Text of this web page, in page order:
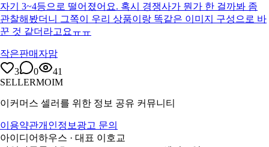
자기 3~4등으로 떨어졌어요. 혹시 경쟁사가 뭔가 한 걸까봐 좀
관찰해봤더니 그쪽이 우리 상품이랑 똑같은 이미지 구성으로 바
꾼 것 같더라고요ㅠㅠ
작은판매자맘
3
0
41
SELLERMOIM
이커머스 셀러를 위한 정보 공유 커뮤니티
이용약관개인정보 광고 문의
아이디어하우스 · 대표 이호교